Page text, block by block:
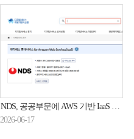
NDS, 공공부문에 AWS 기반 IaaS 중개서비스 제공
2026-06-17